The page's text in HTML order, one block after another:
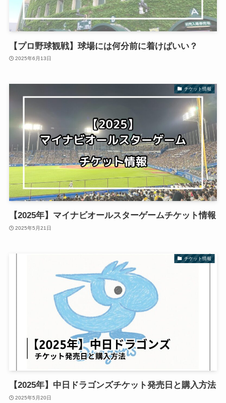
【プロ野球観戦】球場には何分前に着けばいい？
2025年6月13日
チケット情報
【2025年】マイナビオールスターゲームチケット情報
2025年5月21日
チケット情報
【2025年】中日ドラゴンズチケット発売日と購入方法
2025年5月20日